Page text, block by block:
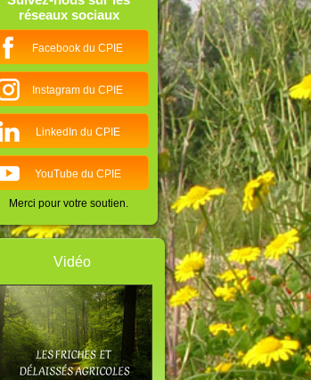
réseaux sociaux
Facebook du CPIE
Instagram du CPIE
LinkedIn du CPIE
YouTube du CPIE
Merci pour votre soutien.
Vidéo